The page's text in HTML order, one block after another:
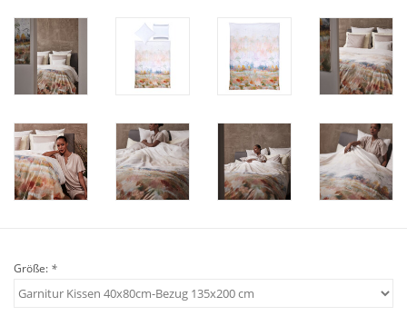
Accessoires Spa
Angebote
Info-Service
Geprüfter Webshop
Vertrag widerrufen
Größe: *